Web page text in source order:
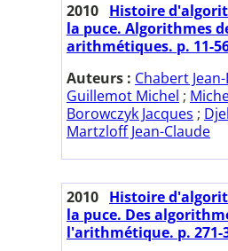
2010 Histoire
la puce. Algorithmes
arithmétiques. p. 11-
Auteurs : Chabert
Guillemot Michel ;
Borowczyk Jacques ;
Martzloff Jean-Claude
2010 Histoire
la puce. Des
l'arithmétique. p. 271-